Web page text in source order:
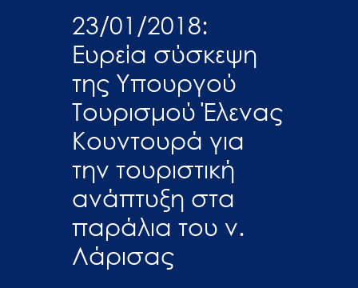
23/01/2018:
Ευρεία σύσκεψη
της Υπουργού
Τουρισμού Έλενας
Κουντουρά για
την τουριστική
ανάπτυξη στα
παράλια του ν.
Λάρισας